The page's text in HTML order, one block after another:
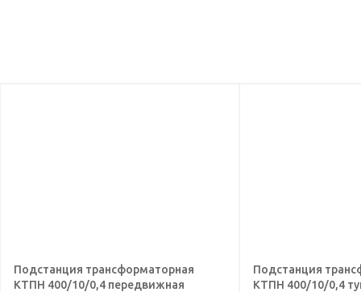
Подстанция трансформаторная
КТПН 400/10/0,4 передвижная
Подстанция
КТПН 400/10/0,4